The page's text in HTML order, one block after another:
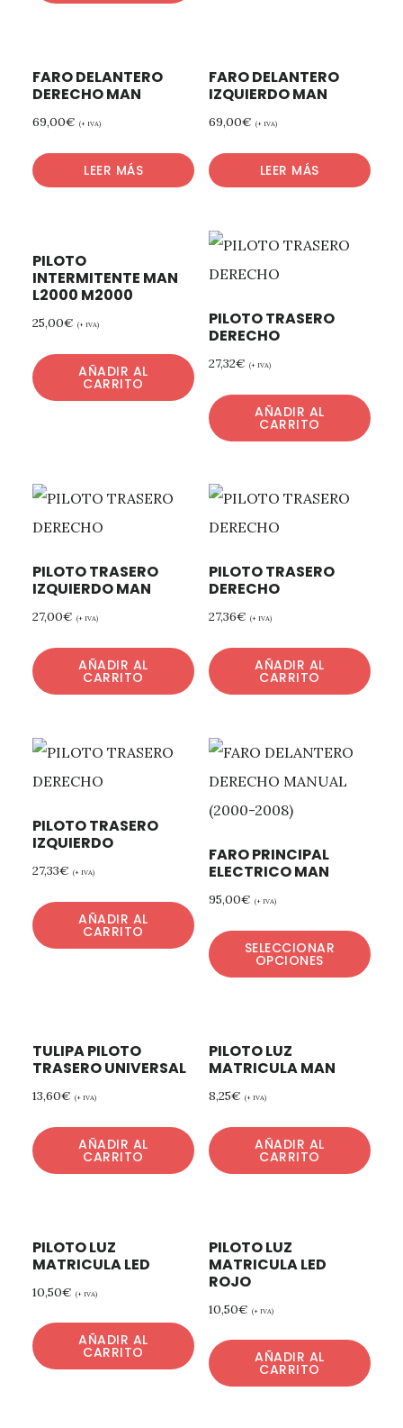
FARO DELANTERO
DERECHO MAN
69,00€ (+ IVA)
LEER MÁS
FARO DELANTERO
IZQUIERDO MAN
69,00€ (+ IVA)
LEER MÁS
PILOTO
INTERMITENTE MAN
L2000 M2000
25,00€ (+ IVA)
AÑADIR AL
CARRITO
PILOTO TRASERO
DERECHO
27,32€ (+ IVA)
AÑADIR AL
CARRITO
PILOTO TRASERO
IZQUIERDO MAN
27,00€ (+ IVA)
AÑADIR AL
CARRITO
PILOTO TRASERO
DERECHO
27,36€ (+ IVA)
AÑADIR AL
CARRITO
PILOTO TRASERO
IZQUIERDO
27,33€ (+ IVA)
AÑADIR AL
CARRITO
FARO PRINCIPAL
ELECTRICO MAN
95,00€ (+ IVA)
SELECCIONAR
OPCIONES
TULIPA PILOTO
TRASERO UNIVERSAL
13,60€ (+ IVA)
AÑADIR AL
CARRITO
PILOTO LUZ
MATRICULA MAN
8,25€ (+ IVA)
AÑADIR AL
CARRITO
PILOTO LUZ
MATRICULA LED
10,50€ (+ IVA)
AÑADIR AL
CARRITO
PILOTO LUZ
MATRICULA LED
ROJO
10,50€ (+ IVA)
AÑADIR AL
CARRITO